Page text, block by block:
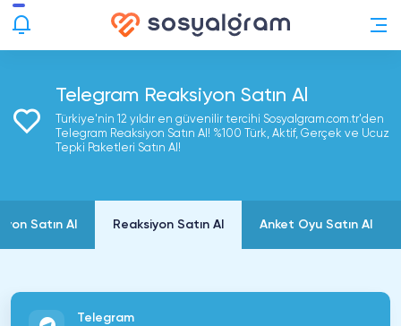
Telegram Reaksiyon Satın Al
Türkiye'nin 12 yıldır en güvenilir tercihi Sosyalgram.com.tr'den
Telegram Reaksiyon Satın Al! %100 Türk, Aktif, Gerçek ve Ucuz
Tepki Paketleri Satın Al!
Satın Al Reaksiyon Satın Al Anket Oyu Satın Al
Telegram